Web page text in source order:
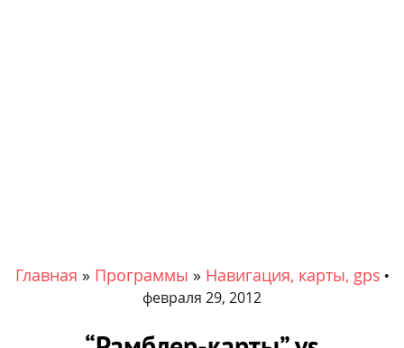
Главная » Программы » Навигация, карты, gps •
февраля 29, 2012